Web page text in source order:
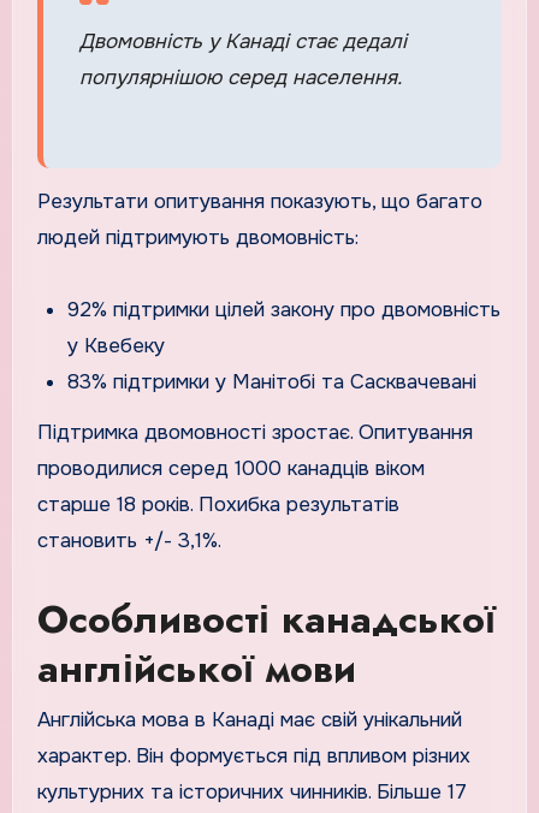
Двомовність у Канаді стає дедалі
популярнішою серед населення.
Результати опитування показують, що багато
людей підтримують двомовність:
92% підтримки цілей закону про двомовність
у Квебеку
83% підтримки у Манітобі та Сасквачевані
Підтримка двомовності зростає. Опитування
проводилися серед 1000 канадців віком
старше 18 років. Похибка результатів
становить +/- 3,1%.
Особливості канадської
англійської мови
Англійська мова в Канаді має свій унікальний
характер. Він формується під впливом різних
культурних та історичних чинників. Більше 17